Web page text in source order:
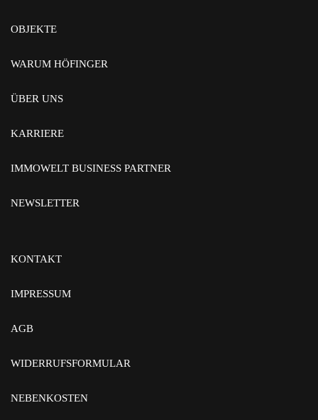
OBJEKTE
WARUM HÖFINGER
ÜBER UNS
KARRIERE
IMMOWELT BUSINESS PARTNER
NEWSLETTER
KONTAKT
IMPRESSUM
AGB
WIDERRUFSFORMULAR
NEBENKOSTEN